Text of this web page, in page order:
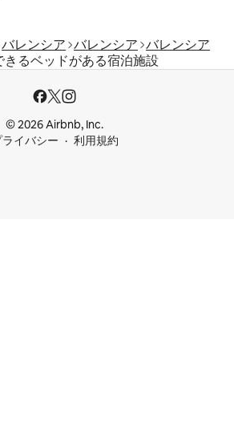
バレンシア バレンシア バレンシア
るベッドがある宿泊施設
© 2026 Airbnb, Inc.
ライバシー
利用規約